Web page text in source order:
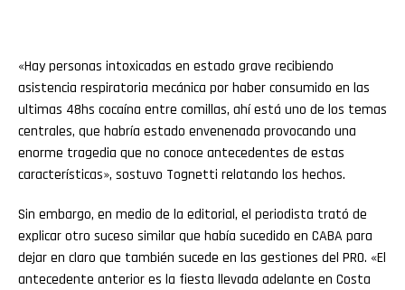
«Hay personas intoxicadas en estado grave recibiendo
asistencia respiratoria mecánica por haber consumido en las
ultimas 48hs cocaína entre comillas, ahí está uno de los temas
centrales, que habría estado envenenada provocando una
enorme tragedia que no conoce antecedentes de estas
características», sostuvo Tognetti relatando los hechos.
Sin embargo, en medio de la editorial, el periodista trató de
explicar otro suceso similar que había sucedido en CABA para
dejar en claro que también sucede en las gestiones del PRO. «El
antecedente anterior es la fiesta llevada adelante en Costa